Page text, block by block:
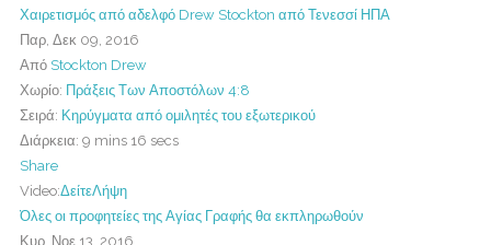
Χαιρετισμός από αδελφό Drew Stockton από Τενεσσί ΗΠΑ
Παρ, Δεκ 09, 2016
Από Stockton Drew
Χωρίο: Πράξεις Των Αποστόλων 4:8
Σειρά: Κηρύγματα από ομιλητές του εξωτερικού
Διάρκεια: 9 mins 16 secs
Share
Video:ΔείτεΛήψη
Όλες οι προφητείες της Αγίας Γραφής θα εκπληρωθούν
Κυρ, Νοε 13, 2016